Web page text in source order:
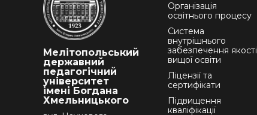
Мелітопольський
державний
педагогічний
університет
імені Богдана
Хмельницького
Організація
освітнього процесу
Система
внутрішнього
забезпечення якості
вищої освіти
Ліцензії та
сертифікати
Підвищення
кваліфікації